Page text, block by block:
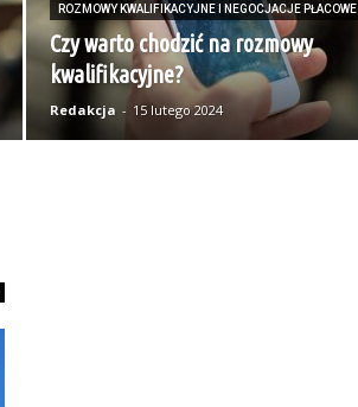
ROZMOWY KWALIFIKACYJNE I NEGOCJACJE PŁACOWE
Czy warto chodzić na rozmowy
kwalifikacyjne?
Redakcja - 15 lutego 2024